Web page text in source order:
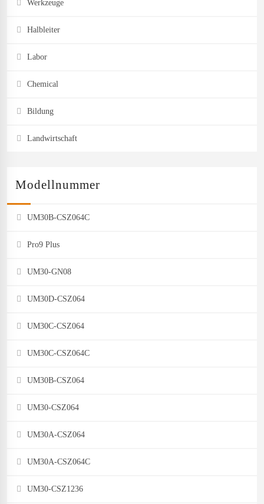
Werkzeuge
Halbleiter
Labor
Chemical
Bildung
Landwirtschaft
Modellnummer
UM30B-CSZ064C
Pro9 Plus
UM30-GN08
UM30D-CSZ064
UM30C-CSZ064
UM30C-CSZ064C
UM30B-CSZ064
UM30-CSZ064
UM30A-CSZ064
UM30A-CSZ064C
UM30-CSZ1236